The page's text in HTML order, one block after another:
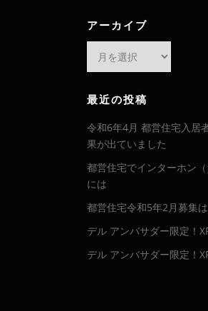
アーカイブ
イ
最近の投稿
令和6年4月 都営住宅入居
果が出ていました
都営住宅でインターホン
には
都営住宅令和5年2月募集
デル アンバサダー限定！
デル アンバサダー限定！